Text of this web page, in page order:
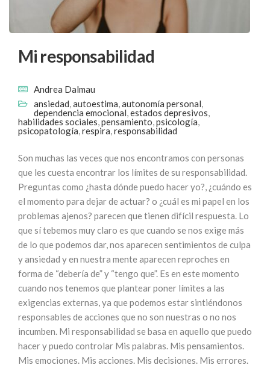
Mi responsabilidad
Andrea Dalmau
ansiedad,autoestima,autonomía personal,
dependencia emocional,estados depresivos,
habilidades sociales,pensamiento,psicología,
psicopatología,respira,responsabilidad
Son muchas las veces que nos encontramos con personas
que les cuesta encontrar los límites de su responsabilidad.
Preguntas como ¿hasta dónde puedo hacer yo?, ¿cuándo es
el momento para dejar de actuar? o ¿cuál es mi papel en los
problemas ajenos? parecen que tienen difícil respuesta. Lo
que sí tebemos muy claro es que cuando se nos exige más
de lo que podemos dar, nos aparecen sentimientos de culpa
y ansiedad y en nuestra mente aparecen reproches en
forma de “debería de” y “tengo que”. Es en este momento
cuando nos tenemos que plantear poner límites a las
exigencias externas, ya que podemos estar sintiéndonos
responsables de acciones que no son nuestras o no nos
incumben. Mi responsabilidad se basa en aquello que puedo
hacer y puedo controlar Mis palabras. Mis pensamientos.
Mis emociones. Mis acciones. Mis decisiones. Mis errores.